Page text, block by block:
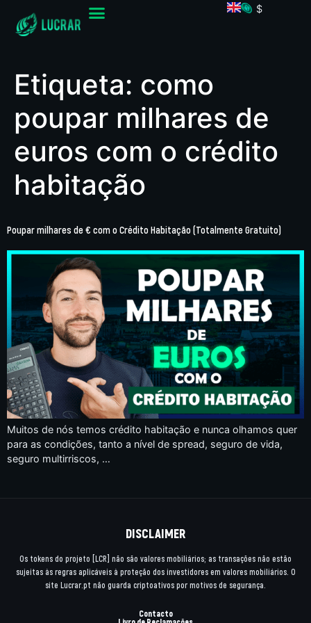
$
Etiqueta: como
poupar milhares de
euros com o crédito
habitação
Poupar milhares de € com o Crédito Habitação (Totalmente Gratuito)
Muitos de nós temos crédito habitação e nunca olhamos quer
para as condições, tanto a nível de spread, seguro de vida,
seguro multirriscos, …
DISCLAIMER
Os tokens do projeto [LCR] não são valores mobiliários; as transações não estão
sujeitas às regras aplicáveis à proteção dos investidores em valores mobiliários. O
site Lucrar.pt não guarda criptoativos por motivos de segurança.
Contacto